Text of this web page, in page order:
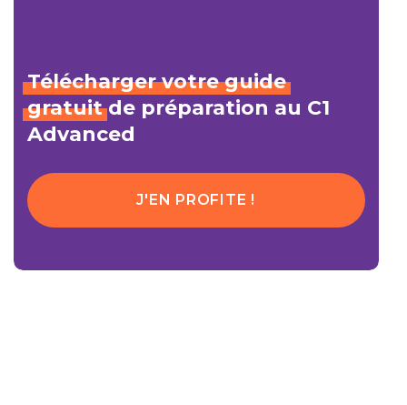
Télécharger votre guide
gratuitde préparation au C1
Advanced
J'EN PROFITE !